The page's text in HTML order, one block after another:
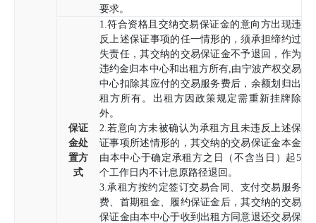
要求。
保证
金处
置方
式
1.符合资格且交纳交易保证金的意向方出现违
反上述保证事项的任一情形的，须承担缔约过
失责任，其交纳的交易保证金不予退回，作为
违约金归本中心和出租方所有,由宁波产权交易
中心扣除其应付的交易服务费后，余额划归出
租方所有。出租方因政策规定需重新挂牌除
外。
2.若意向方未被确认为承租方且未违反上述保
证事项所述情形的，其交纳的交易保证金本金
由本中心于确定承租方之日（不含当日）起5
个工作日内不计息原路径退回。
3.承租方按约定签订交易合同、支付交易服务
费、首期租金、履约保证金后，其交纳的交易
保证金由本中心于收到出租方同意退还交易保